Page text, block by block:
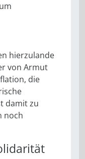
hierzulande
von Armut
die
damit zu
noch